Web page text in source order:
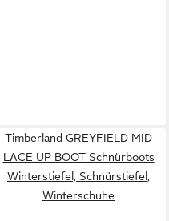
Timberland GREYFIELD MID
LACE UP BOOT Schnürboots
Winterstiefel, Schnürstiefel,
Winterschuhe